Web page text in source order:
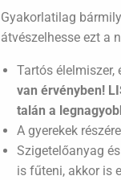
Gyakorlatilag
átvészelhesse ezt a
Tartós élelmiszer,
van érvényben!
talán a
A gyerekek
Szigetelőanyag
is fűteni, akkor is